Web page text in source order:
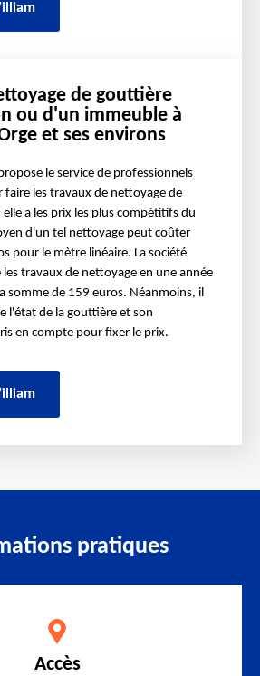
de gouttière
ou d'un immeuble à
et ses environs
le service de professionnels
les travaux de nettoyage de
a les prix les plus compétitifs du
d'un tel nettoyage peut coûter
pour le mètre linéaire. La société
travaux de nettoyage en une année
somme de 159 euros. Néanmoins, il
l'état de la gouttière et son
en compte pour fixer le prix.
pratiques
Accès